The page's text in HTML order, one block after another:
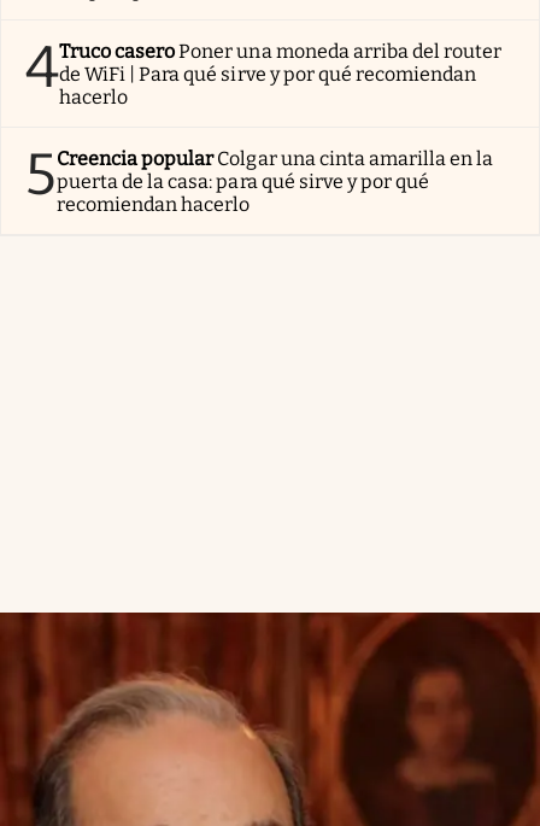
4Truco caseroPoner una moneda arriba del router
de WiFi | Para qué sirve y por qué recomiendan
hacerlo
5Creencia popularColgar una cinta amarilla en la
puerta de la casa: para qué sirve y por qué
recomiendan hacerlo